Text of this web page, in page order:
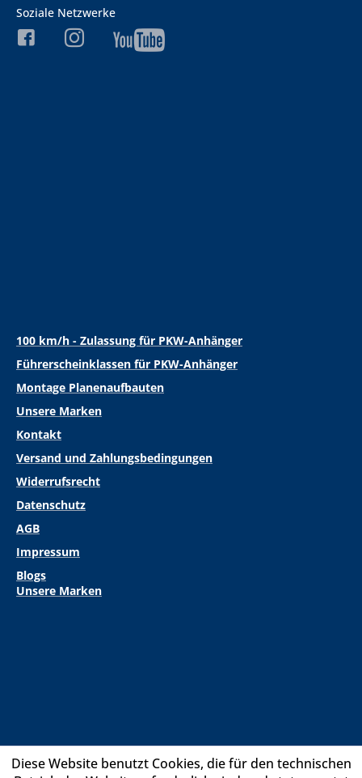
Soziale Netzwerke
100 km/h - Zulassung für PKW-Anhänger
Führerscheinklassen für PKW-Anhänger
Montage Planenaufbauten
Unsere Marken
Kontakt
Versand und Zahlungsbedingungen
Widerrufsrecht
Datenschutz
AGB
Impressum
Blogs
Unsere Marken
Diese Website benutzt Cookies, die für den technischen